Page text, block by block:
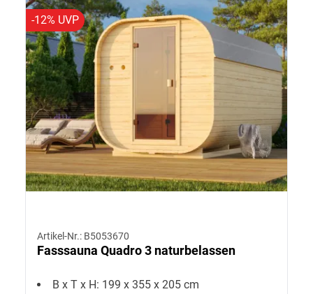
-12% UVP
Artikel-Nr.: B5053670
Fasssauna Quadro 3 naturbelassen
B x T x H: 199 x 355 x 205 cm